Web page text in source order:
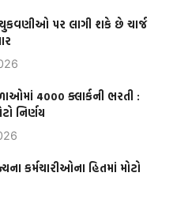
ચુકવણીઓ પર લાગી શકે છે ચાર્જ
4000 ક્લાર્કની ભરતી :
નિર્ણય
કર્મચારીઓના હિતમાં મોટો